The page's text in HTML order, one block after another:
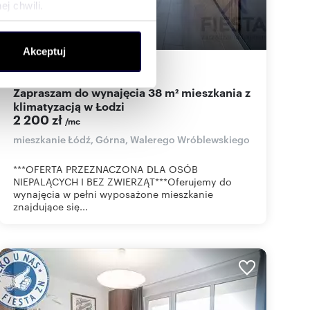
chwili.
społecznościowym,
od Ciebie lub
Akceptuj
38m 2 58zł/m
Zapraszam do wynajęcia 38 m² mieszkania z
klimatyzacją w Łodzi
2 200 zł /mc
mieszkanie Łódź, Górna, Walerego Wróblewskiego
***OFERTA PRZEZNACZONA DLA OSÓB
NIEPALĄCYCH I BEZ ZWIERZĄT***Oferujemy do
wynajęcia w pełni wyposażone mieszkanie
znajdujące się...